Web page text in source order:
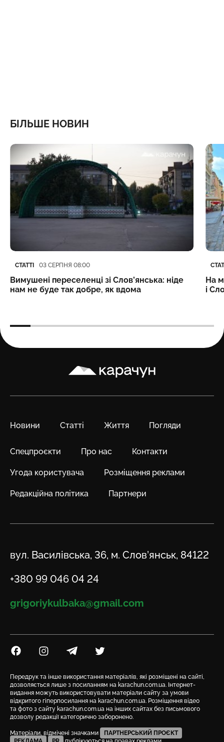
БІЛЬШЕ НОВИН
Категорія
СТАТТІ
Дата публікації
03 СЕРПНЯ 08:00
Вимушені переселенці зі Слов’янська: ніде
нам не буде так добре, як вдома
На
і
Карачун
Новини Статті Життя Погляди
Спецпроєкти Про нас Контакти
Угода користувача Розміщення реклами
Редакційна політика Партнери
Адреса
вул. Василівська, 36, м. Слов’янськ, 84122
Телефон
+380 99 046 04 24
Email
grigoriykulbaka@gmail.com
Посилання на Facebook
Посилання на Instagram
Посилання на Telegram
Посилання на Twitter
Передрук та інше використання матеріалів, які розміщені на сайті,
дозволяється лише з посиланням на karachun.com.ua. Інтернет-
видання можуть використовувати матеріали сайту за умови
відкритого гіперпосилання на karachun.com.ua. Розміщення відео
та фото з сайту karachun.com.ua на інших сайтах без письмового
дозволу редакції категорично заборонено.
Матеріали, відмічені значками
ПАРТНЕРСЬКИЙ ПРОЄКТ